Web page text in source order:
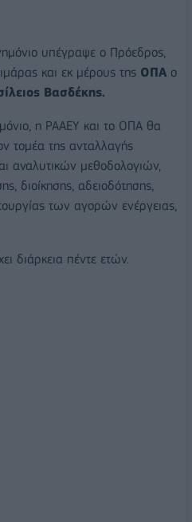
υπέγραψε ο Πρόεδρος,
και εκ μέρους της ΟΠΑ ο
Βασδέκης.
η ΡΑΑΕΥ και το ΟΠΑ θα
τομέα της ανταλλαγής
αναλυτικών μεθοδολογιών,
διοίκησης, αδειοδότησης,
των αγορών ενέργειας,
διάρκεια πέντε ετών.